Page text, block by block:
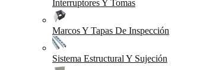
Interruptores Y Tomas
Marcos Y Tapas De Inspección
Sistema Estructural Y Sujeción